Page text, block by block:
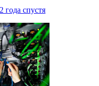
2 года спустя